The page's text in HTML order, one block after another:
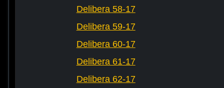
Delibera 58-17
Delibera 59-17
Delibera 60-17
Delibera 61-17
Delibera 62-17